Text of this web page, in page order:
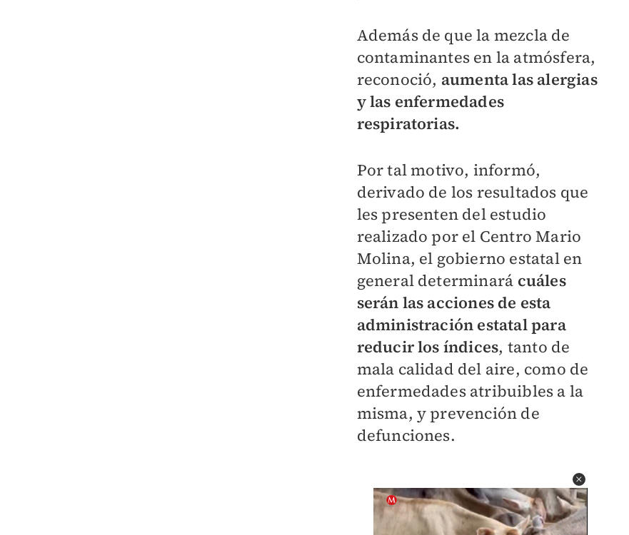
Además de que la mezcla de
contaminantes en la atmósfera,
reconoció, aumenta las alergias
y las enfermedades
respiratorias.
Por tal motivo, informó,
derivado de los resultados que
les presenten del estudio
realizado por el Centro Mario
Molina, el gobierno estatal en
general determinará cuáles
serán las acciones de esta
administración estatal para
reducir los índices, tanto de
mala calidad del aire, como de
enfermedades atribuibles a la
misma, y prevención de
defunciones.